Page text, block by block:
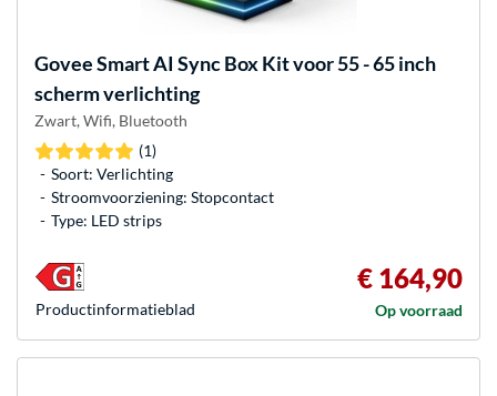
GoveeSmart AI Sync Box Kit voor 55 - 65 inch
scherm verlichting
Zwart, Wifi, Bluetooth
(1)
Soort: Verlichting
Stroomvoorziening: Stopcontact
Type: LED strips
€ 164,90
Op voorraad
Product­informatieblad